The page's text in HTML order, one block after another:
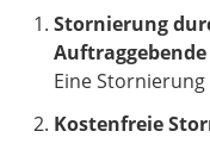
Stornierung
Auftraggebende
Eine
Kostenfreie